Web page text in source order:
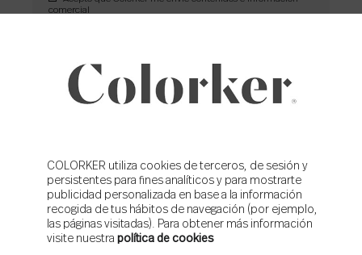
comercial
NOTICIAS RELACIONADAS
COLORKER utiliza cookies de terceros, de sesión y
persistentes para fines analíticos y para mostrarte
publicidad personalizada en base a la información
recogida de tus hábitos de navegación (por ejemplo,
las páginas visitadas). Para obtener más información
visite nuestra política de cookies